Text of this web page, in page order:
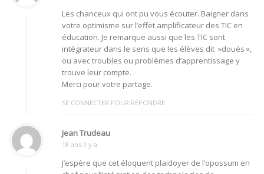
Les chanceux qui ont pu vous écouter. Baigner dans
votre optimisme sur l’effet amplificateur des TIC en
éducation. Je remarque aussi que les TIC sont
intégrateur dans le sens que les élèves dit »doués »,
ou avec troubles ou problèmes d’apprentissage y
trouve leur compte.
Merci pour votre partage.
SE CONNECTER POUR RÉPONDRE
Jean Trudeau
18 ans Il y a
J’espère que cet éloquent plaidoyer de l’opossum en